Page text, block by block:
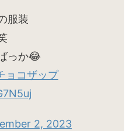
服装
っか😂
ョコザップ
2, 2023